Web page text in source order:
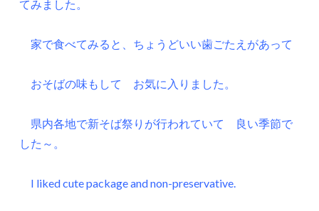
てみました。
家で食べてみると、ちょうどいい歯ごたえがあって
おそばの味もして お気に入りました。
県内各地で新そば祭りが行われていて 良い季節で
した～。
I liked cute package and non-preservative.